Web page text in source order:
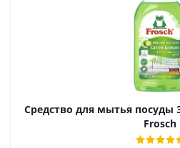
Средство для мытья
Frosch